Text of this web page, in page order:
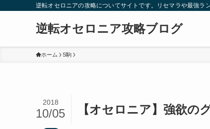
逆転オセロニアの攻略についてサイトです。リセマラや最強ラ
逆転オセロニア攻略ブログ
ホーム S駒
【オセロニア】強欲の
2018
10/05